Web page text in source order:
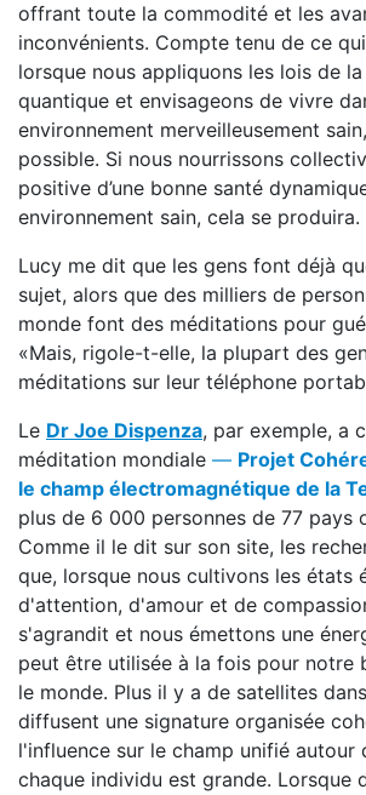
offrant toute la commodité et les
inconvénients. Compte tenu de ce
lorsque nous appliquons les lois de
quantique et envisageons de vivre
environnement merveilleusement
possible. Si nous nourrissons
positive d’une bonne santé
environnement sain, cela se produira.
Lucy me dit que les gens font déjà
sujet, alors que des milliers de
monde font des méditations pour
«Mais, rigole-t-elle, la plupart des
méditations sur leur téléphone
Le Dr Joe Dispenza, par exemple, a
méditation mondiale — Projet
le champ électromagnétique de la
plus de 6 000 personnes de 77 pays
Comme il le dit sur son site, les
que, lorsque nous cultivons les états
d'attention, d'amour et de
s'agrandit et nous émettons une
peut être utilisée à la fois pour notre
le monde. Plus il y a de satellites
diffusent une signature organisée
l'influence sur le champ unifié autour
chaque individu est grande. Lorsque